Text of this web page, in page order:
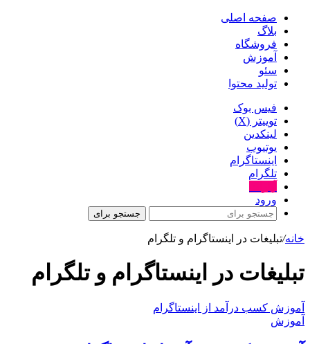
صفحه اصلی
بلاگ
فروشگاه
آموزش
سئو
تولید محتوا
فیس بوک
توییتر (X)
لینکدین
یوتیوب
اینستاگرام
تلگرام
ورود
جستجو برای
خانه/تبلیغات در اینستاگرام و تلگرام
تبلیغات در اینستاگرام و تلگرام
آموزش کسب درآمد از اینستاگرام
آموزش